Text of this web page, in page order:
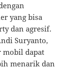
yang bisa
dan agresif.
Suryanto,
mobil dapat
menarik dan